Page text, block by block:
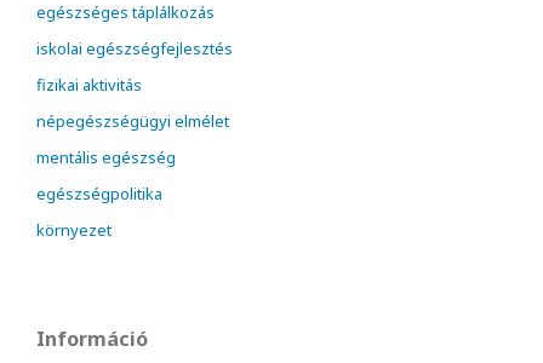
egészséges táplálkozás
iskolai egészségfejlesztés
fizikai aktivitás
népegészségügyi elmélet
mentális egészség
egészségpolitika
környezet
Információ